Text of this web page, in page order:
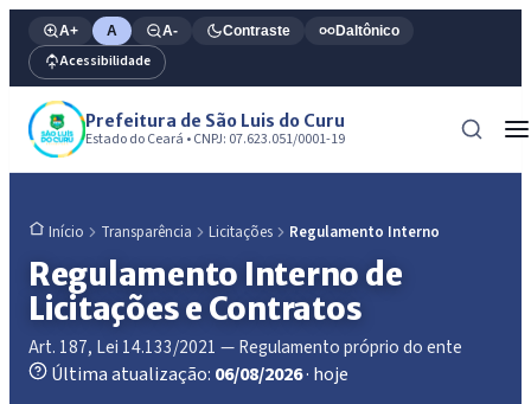
A+ A A- Contraste Daltônico
Acessibilidade
Prefeitura de São Luis do Curu
Estado do Ceará • CNPJ: 07.623.051/0001-19
Início Transparência Licitações Regulamento Interno
Regulamento Interno de
Licitações e Contratos
Art. 187, Lei 14.133/2021 — Regulamento próprio do ente
Última atualização: 06/08/2026· hoje